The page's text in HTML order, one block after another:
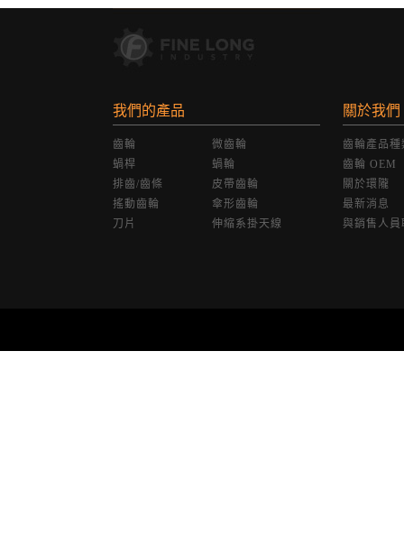
我們的產品
齒輪
微齒輪
蝸桿
蝸輪
排齒/齒條
皮帶齒輪
搖動齒輪
傘形齒輪
刀片
伸縮系掛天線
關於我們
齒輪產品種
齒輪 OEM
關於環隴
最新消息
與銷售人員